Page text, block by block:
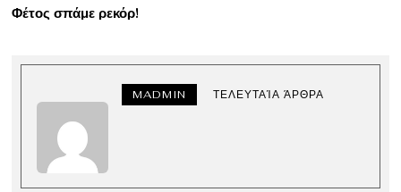
Φέτος σπάμε ρεκόρ!
MADMIN ΤΕΛΕΥΤΑΊΑ ΆΡΘΡΑ